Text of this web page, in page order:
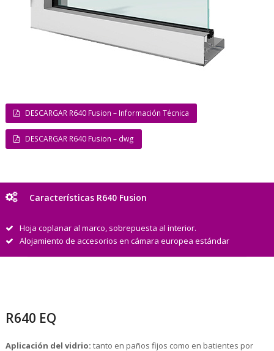
DESCARGAR R640 Fusion – Información Técnica
DESCARGAR R640 Fusion – dwg
Características R640 Fusion
Hoja coplanar al marco, sobrepuesta al interior.
Alojamiento de accesorios en cámara europea estándar
R640 EQ
Aplicación del vidrio: tanto en paños fijos como en batientes por